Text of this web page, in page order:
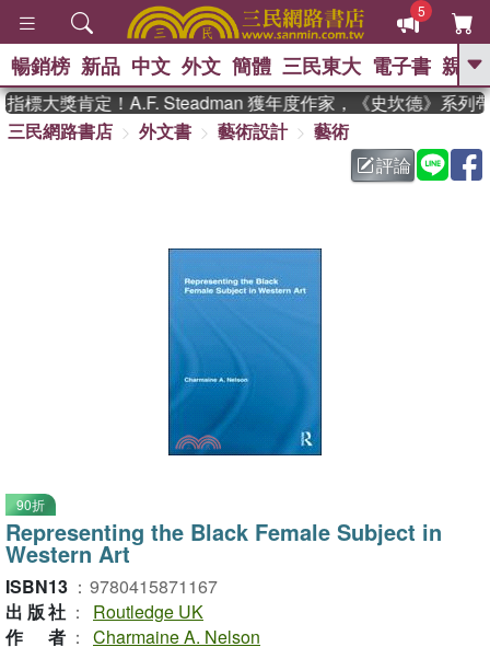
5
GO
熱搜： 東野圭吾 、
父親節 、 如果歷
暑期推薦 、 國際布克
偉大的迷走神經
暢銷榜 新品 中文 外文 簡體 三民東大 電子書 親子
標大獎肯定！A.F. Steadman 獲年度作家，《史坎德》系列帶
三民網路書店
外文書 藝術設計
藝術
評論
90折
Representing the Black Female Subject in
Western Art
ISBN13 ： 9780415871167
出版社 ：
Routledge UK
作者 ： Charmaine A. Nelson